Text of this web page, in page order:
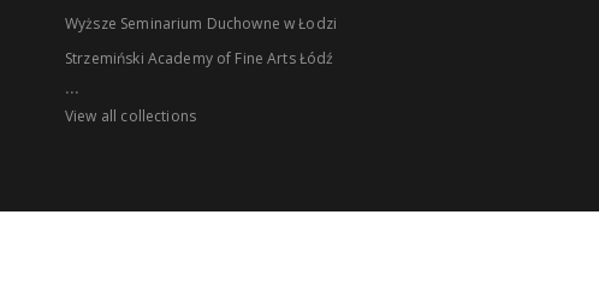
Wyższe Seminarium Duchowne w Łodzi
Strzemiński Academy of Fine Arts Łódź
...
View all collections